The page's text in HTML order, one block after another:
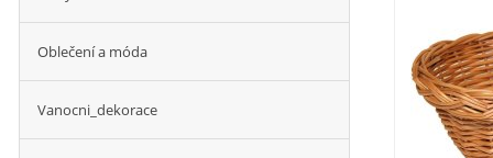
Oblečení a móda
Vanocni_dekorace